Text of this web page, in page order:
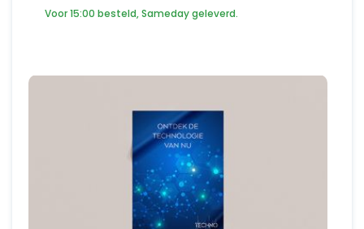
Voor 15:00 besteld, Sameday geleverd.